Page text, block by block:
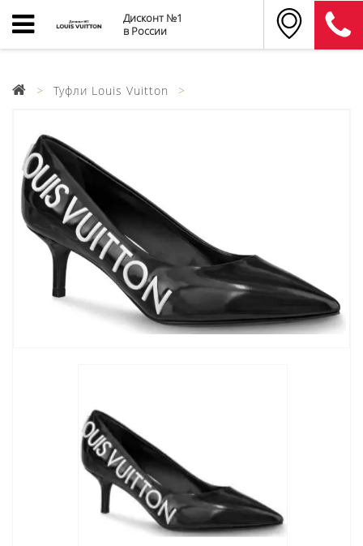
Дисконт №1
в России
Туфли Louis Vuitton